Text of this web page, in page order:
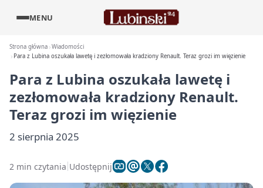
MENU
Strona główna Wiadomości
Para z Lubina oszukała lawetę i zezłomowała kradziony Renault. Teraz grozi im więzienie
Para z Lubina oszukała lawetę i
zezłomowała kradziony Renault.
Teraz grozi im więzienie
2 sierpnia 2025
2 min czytania Udostępnij